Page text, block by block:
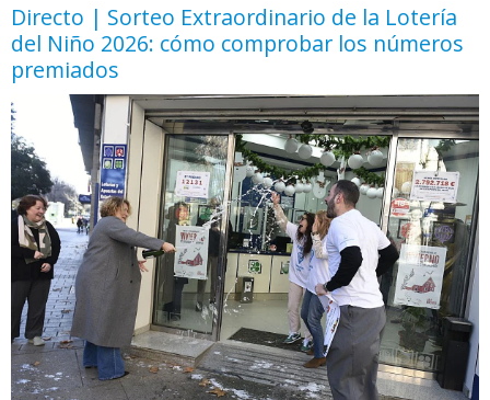
Directo | Sorteo Extraordinario de la Lotería
del Niño 2026: cómo comprobar los números
premiados